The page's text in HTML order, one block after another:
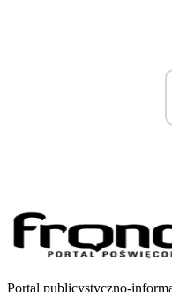
Portal publicystyczno-